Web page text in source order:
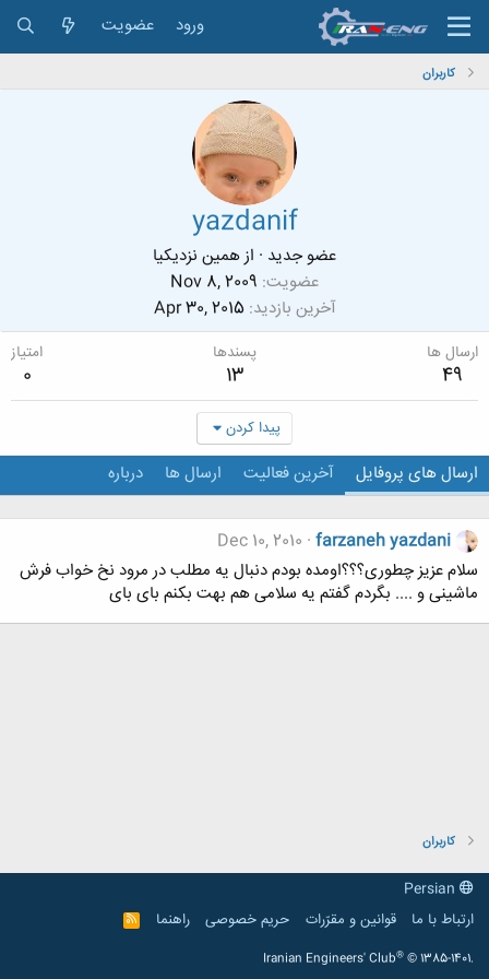
ورود عضویت
کاربران
yazdanif
عضو جدید · ازهمين نزديکيا
عضویت Nov 8, 2009
آخرین بازدید Apr 30, 2015
ارسال ها
49
پسندها
13
امتیاز
0
پیدا کردن
ارسال های پروفایل آخرین فعالیت ارسال ها درباره
farzaneh yazdani
Dec 10, 2010
سلام عزیز چطوری؟؟؟اومده بودم دنبال یه مطلب در مرود نخ خواب فرش
ماشینی و .... بگردم گفتم یه سلامی هم بهت بکنم بای بای
کاربران
ارتباط با ما
قوانین و مقرّرات حریم خصوصی راهنما
R
S
Iranian Engineers' Club® © 1385-1401.